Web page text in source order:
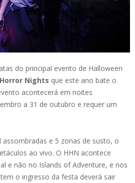
do principal evento de Halloween
Nights que este ano bate o
acontecerá em noites
a 31 de outubro e requer um
assombradas e 5 zonas de susto, o
ao vivo. O HHN acontece
e não no Islands of Adventure, e nos
o ingresso da festa deverá sair